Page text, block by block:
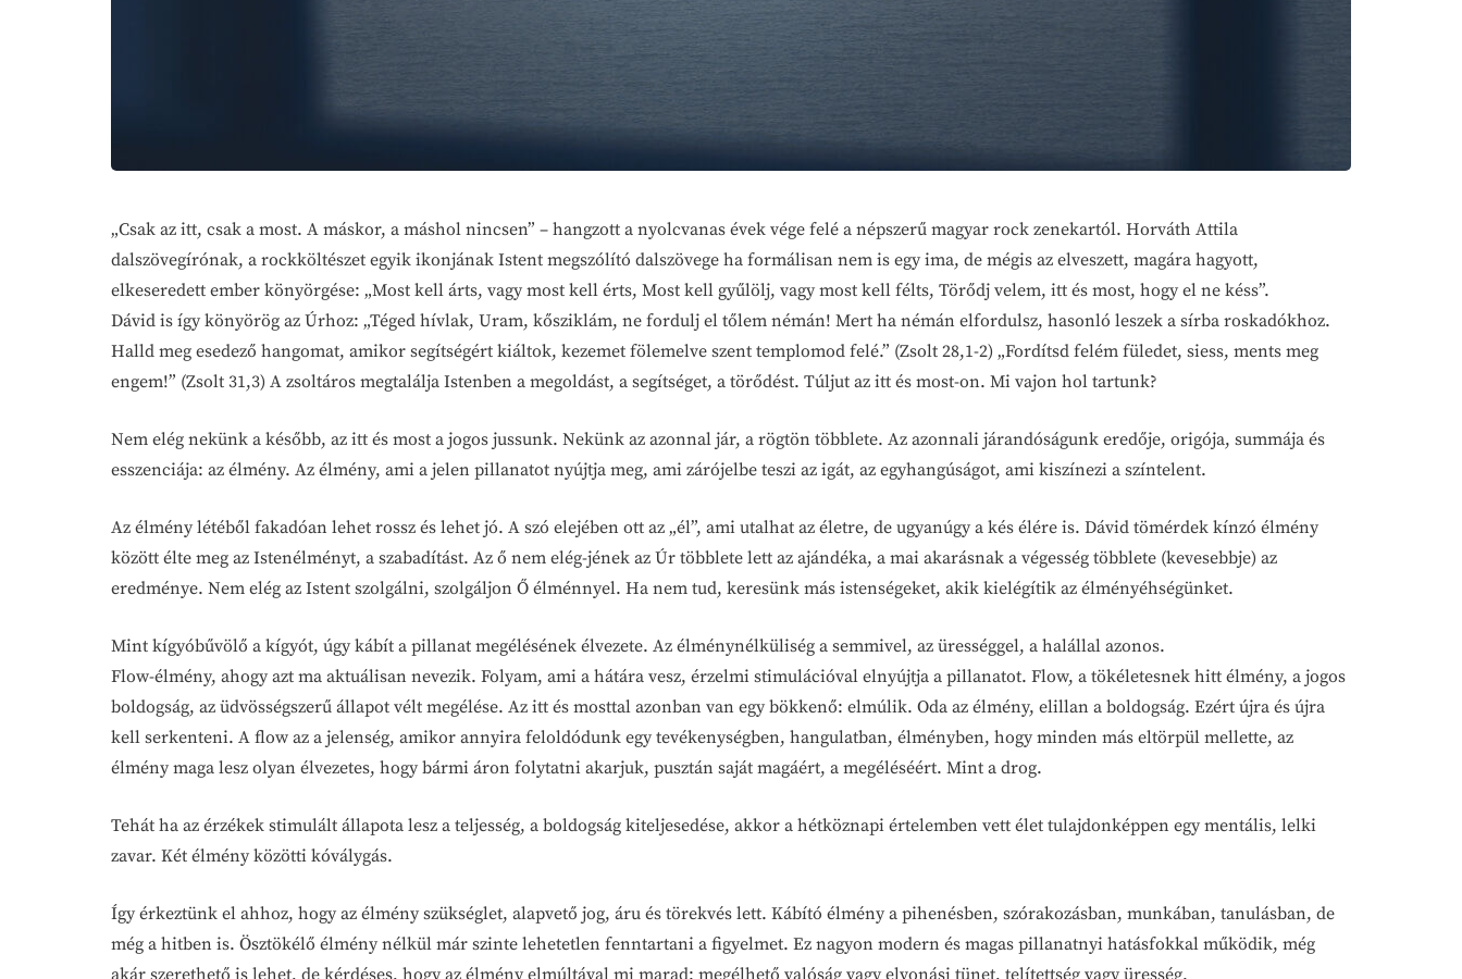
„Csak az itt, csak a most. A máskor, a máshol nincsen” – hangzott a nyolcvanas évek vége felé a népszerű magyar rock zenekartól. Horváth Attila
dalszövegírónak, a rockköltészet egyik ikonjának Istent megszólító dalszövege ha formálisan nem is egy ima, de mégis az elveszett, magára hagyott,
elkeseredett ember könyörgése: „Most kell árts, vagy most kell érts, Most kell gyűlölj, vagy most kell félts, Törődj velem, itt és most, hogy el ne késs”.
Dávid is így könyörög az Úrhoz: „Téged hívlak, Uram, kősziklám, ne fordulj el tőlem némán! Mert ha némán elfordulsz, hasonló leszek a sírba roskadókhoz.
Halld meg esedező hangomat, amikor segítségért kiáltok, kezemet fölemelve szent templomod felé.” (Zsolt 28,1-2) „Fordítsd felém füledet, siess, ments meg
engem!” (Zsolt 31,3) A zsoltáros megtalálja Istenben a megoldást, a segítséget, a törődést. Túljut az itt és most-on. Mi vajon hol tartunk?
Nem elég nekünk a később, az itt és most a jogos jussunk. Nekünk az azonnal jár, a rögtön többlete. Az azonnali járandóságunk eredője, origója, summája és
esszenciája: az élmény. Az élmény, ami a jelen pillanatot nyújtja meg, ami zárójelbe teszi az igát, az egyhangúságot, ami kiszínezi a színtelent.
Az élmény létéből fakadóan lehet rossz és lehet jó. A szó elejében ott az „él”, ami utalhat az életre, de ugyanúgy a kés élére is. Dávid tömérdek kínzó élmény
között élte meg az Istenélményt, a szabadítást. Az ő nem elég-jének az Úr többlete lett az ajándéka, a mai akarásnak a végesség többlete (kevesebbje) az
eredménye. Nem elég az Istent szolgálni, szolgáljon Ő élménnyel. Ha nem tud, keresünk más istenségeket, akik kielégítik az élményéhségünket.
Mint kígyóbűvölő a kígyót, úgy kábít a pillanat megélésének élvezete. Az élménynélküliség a semmivel, az ürességgel, a halállal azonos.
Flow-élmény, ahogy azt ma aktuálisan nevezik. Folyam, ami a hátára vesz, érzelmi stimulációval elnyújtja a pillanatot. Flow, a tökéletesnek hitt élmény, a jogos
boldogság, az üdvösségszerű állapot vélt megélése. Az itt és mosttal azonban van egy bökkenő: elmúlik. Oda az élmény, elillan a boldogság. Ezért újra és újra
kell serkenteni. A flow az a jelenség, amikor annyira feloldódunk egy tevékenységben, hangulatban, élményben, hogy minden más eltörpül mellette, az
élmény maga lesz olyan élvezetes, hogy bármi áron folytatni akarjuk, pusztán saját magáért, a megéléséért. Mint a drog.
Tehát ha az érzékek stimulált állapota lesz a teljesség, a boldogság kiteljesedése, akkor a hétköznapi értelemben vett élet tulajdonképpen egy mentális, lelki
zavar. Két élmény közötti kóválygás.
Így érkeztünk el ahhoz, hogy az élmény szükséglet, alapvető jog, áru és törekvés lett. Kábító élmény a pihenésben, szórakozásban, munkában, tanulásban, de
még a hitben is. Ösztökélő élmény nélkül már szinte lehetetlen fenntartani a figyelmet. Ez nagyon modern és magas pillanatnyi hatásfokkal működik, még
akár szerethető is lehet, de kérdéses, hogy az élmény elmúltával mi marad: megélhető valóság vagy elvonási tünet, telítettség vagy üresség.